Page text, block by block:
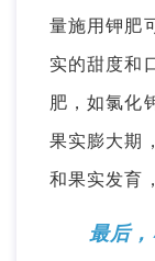
量施用钾肥
实的甜度和
肥，如氯化
果实膨大期
和果实发育
最后